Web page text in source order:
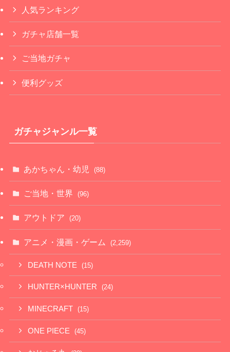
人気ランキング
ガチャ店舗一覧
ご当地ガチャ
便利グッズ
ガチャジャンル一覧
あかちゃん・幼児 (88)
ご当地・世界 (96)
アウトドア (20)
アニメ・漫画・ゲーム (2,259)
DEATH NOTE (15)
HUNTER×HUNTER (24)
MINECRAFT (15)
ONE PIECE (45)